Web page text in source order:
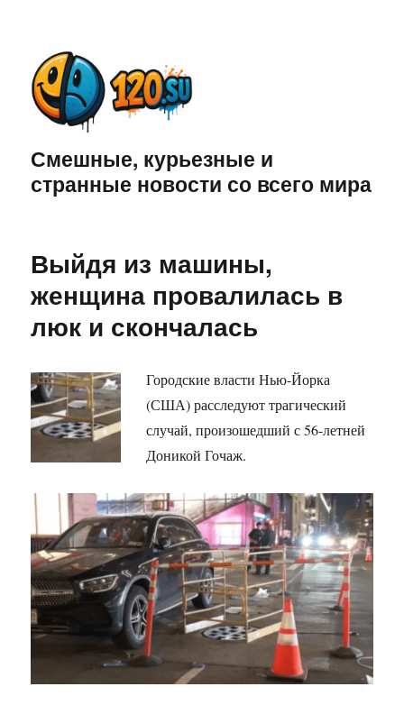
Смешные, курьезные и
странные новости со всего мира
Выйдя из машины,
женщина провалилась в
люк и скончалась
Городские власти Нью-Йорка
(США) расследуют трагический
случай, произошедший с 56-летней
Доникой Гочаж.